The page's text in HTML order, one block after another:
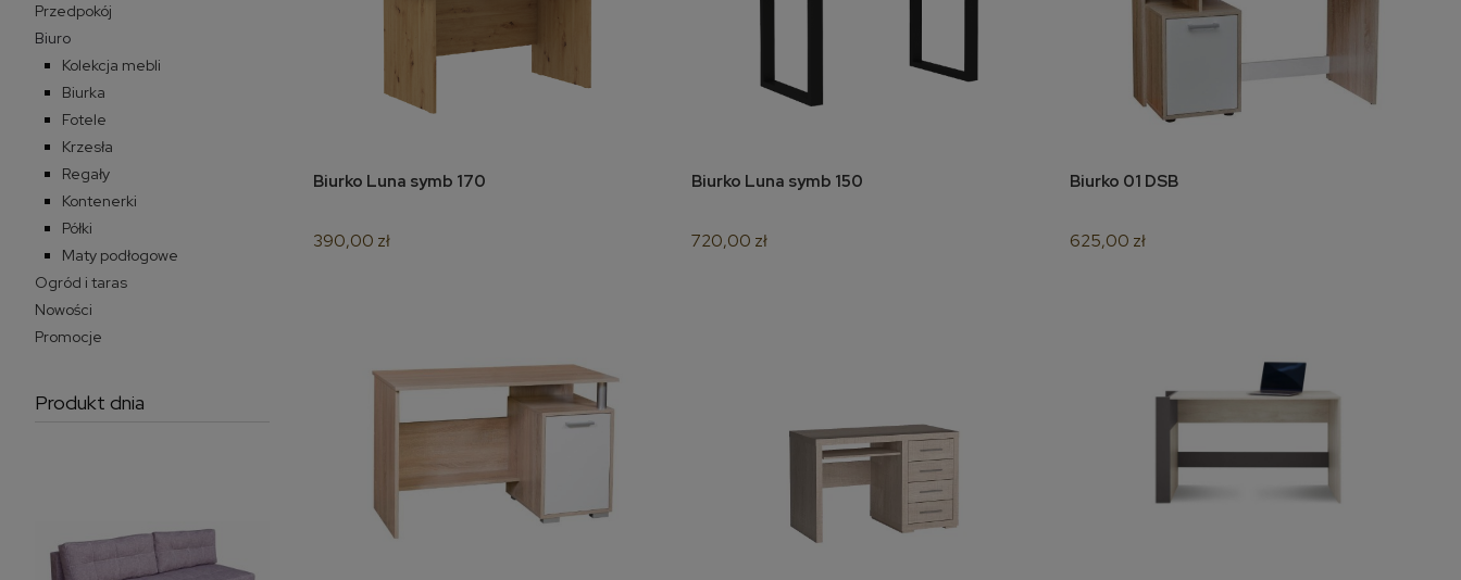
Przedpokój
Biuro
Kolekcja mebli
Biurka
Fotele
Krzesła
Regały
Kontenerki
Półki
Maty podłogowe
Ogród i taras
Nowości
Promocje
Produkt dnia
do koszyka
Biurko Luna symb 170
390,00 zł
do koszyka
Biurko Luna symb 150
720,00 zł
Biurko 01 DSB
625,00 zł